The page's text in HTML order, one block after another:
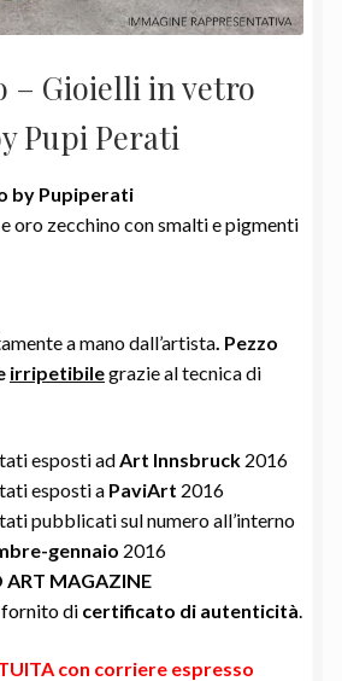
– Gioielli in vetro
Pupi Perati
by Pupiperati
oro zecchino con smalti e pigmenti
a mano dall’artista . Pezzo
irripetibilegrazie al tecnica di
esposti adArt Innsbruck 2016
esposti a PaviArt 2016
pubblicati sul numero all’interno
gennaio 2016
ART MAGAZINE
fornito di certificato di autenticità.
con corriere espresso